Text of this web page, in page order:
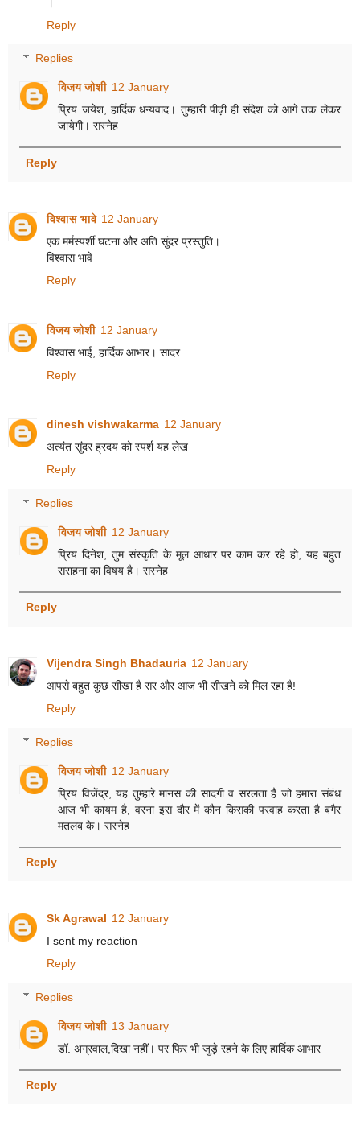
Reply
Replies
विजय जोशी 12 January
प्रिय जयेश, हार्दिक धन्यवाद। तुम्हारी पीढ़ी ही संदेश को आगे तक लेकर
जायेगी। सस्नेह
Reply
विश्वास भावे 12 January
एक मर्मस्पर्शी घटना और अति सुंदर प्रस्तुति।
विश्वास भावे
Reply
विजय जोशी 12 January
विश्वास भाई, हार्दिक आभार। सादर
Reply
dinesh vishwakarma 12 January
अत्यंत सुंदर ह्रदय को स्पर्श यह लेख
Reply
Replies
विजय जोशी 12 January
प्रिय दिनेश, तुम संस्कृति के मूल आधार पर काम कर रहे हो, यह बहुत
सराहना का विषय है। सस्नेह
Reply
Vijendra Singh Bhadauria 12 January
आपसे बहुत कुछ सीखा है सर और आज भी सीखने को मिल रहा है!
Reply
Replies
विजय जोशी 12 January
प्रिय विजेंद्र, यह तुम्हारे मानस की सादगी व सरलता है जो हमारा संबंध
आज भी कायम है, वरना इस दौर में कौन किसकी परवाह करता है बगैर
मतलब के। सस्नेह
Reply
Sk Agrawal 12 January
I sent my reaction
Reply
Replies
विजय जोशी 13 January
डॉ. अग्रवाल,दिखा नहीं। पर फिर भी जुड़े रहने के लिए हार्दिक आभार
Reply